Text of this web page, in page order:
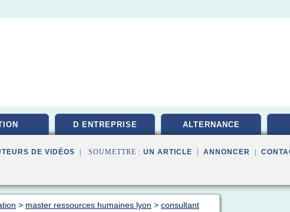
D ENTREPRISE ALTERNANCE
DE VIDÉOS | SOUMETTRE : UN ARTICLE ANNONCER
> master ressources humaines lyon > consultant